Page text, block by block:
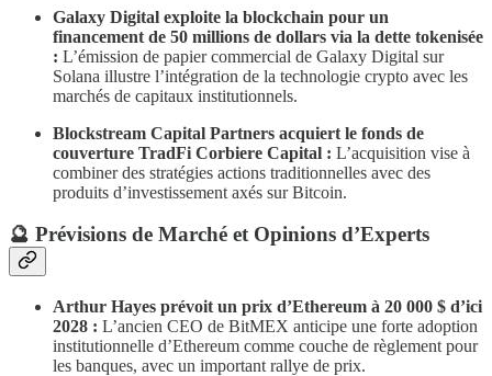
Galaxy Digital exploite la blockchain pour un
financement de 50 millions de dollars via la dette tokenisée
: L’émission de papier commercial de Galaxy Digital sur
Solana illustre l’intégration de la technologie crypto avec les
marchés de capitaux institutionnels.
Blockstream Capital Partners acquiert le fonds de
couverture TradFi Corbiere Capital : L’acquisition vise à
combiner des stratégies actions traditionnelles avec des
produits d’investissement axés sur Bitcoin.
​🔮 Prévisions de Marché et Opinions d’Experts
Arthur Hayes prévoit un prix d’Ethereum à 20 000 $ d’ici
2028 : L’ancien CEO de BitMEX anticipe une forte adoption
institutionnelle d’Ethereum comme couche de règlement pour
les banques, avec un important rallye de prix.